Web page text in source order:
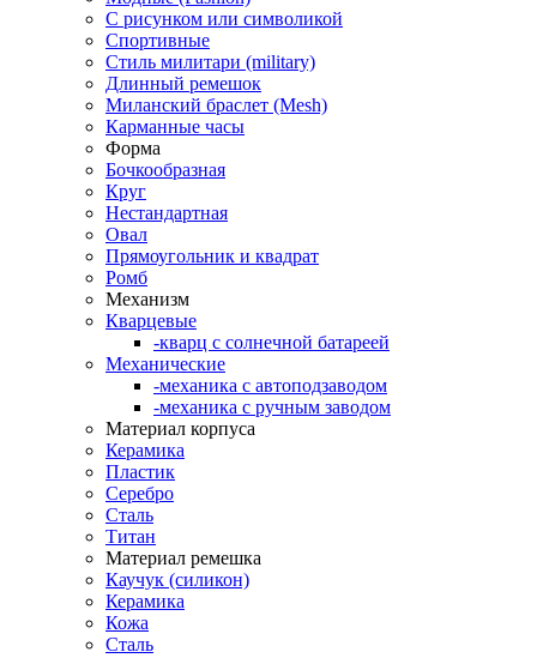
С рисунком или символикой
Спортивные
Стиль милитари (military)
Длинный ремешок
Миланский браслет (Mesh)
Карманные часы
Форма
Бочкообразная
Круг
Нестандартная
Овал
Прямоугольник и квадрат
Ромб
Механизм
Кварцевые
-кварц с солнечной батареей
Механические
-механика с автоподзаводом
-механика с ручным заводом
Материал корпуса
Керамика
Пластик
Серебро
Сталь
Титан
Материал ремешка
Каучук (силикон)
Керамика
Кожа
Сталь